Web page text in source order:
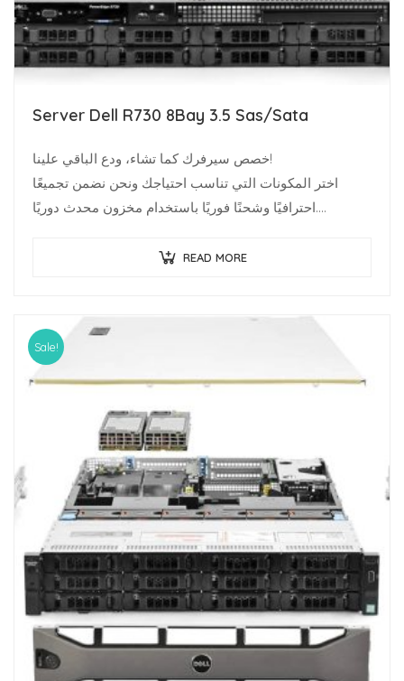
Server Dell R730 8Bay 3.5 Sas/Sata
خصص سيرفرك كما تشاء، ودع الباقي علينا!
اختر المكونات التي تناسب احتياجك ونحن نضمن تجميعًا
احترافيًا وشحنًا فوريًا باستخدام مخزون محدث دوريًا.
READ MORE
Sale!